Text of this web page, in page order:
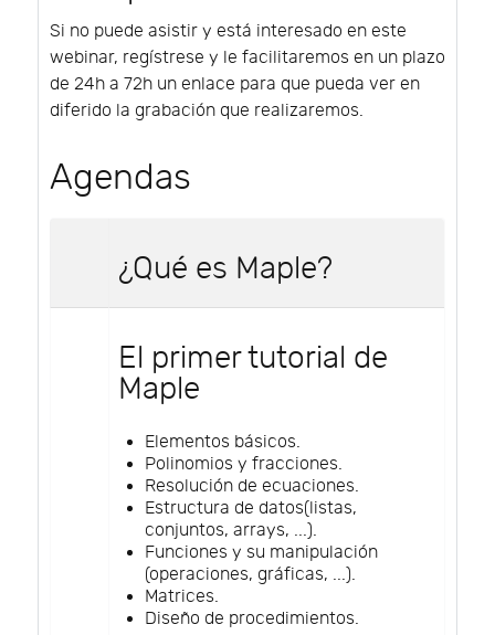
Si no puede asistir y está interesado en este
webinar, regístrese y le facilitaremos en un plazo
de 24h a 72h un enlace para que pueda ver en
diferido la grabación que realizaremos.
Agendas
¿Qué es Maple?
El primer tutorial de
Maple
Elementos básicos.
Polinomios y fracciones.
Resolución de ecuaciones.
Estructura de datos(listas,
conjuntos, arrays, ...).
Funciones y su manipulación
(operaciones, gráficas, ...).
Matrices.
Diseño de procedimientos.